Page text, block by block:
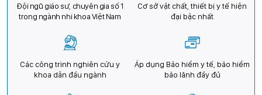
Đội ngũ giáo sư, chuyên gia số 1
trong ngành nhi khoa Việt Nam
Cơ sở vật chất, thiết bị y tế hiện
đại bậc nhất
Các công trình nghiên cứu y
khoa dẫn đầu ngành
Áp dụng Bảo hiểm y tế, bảo hiểm
bảo lãnh đầy đủ